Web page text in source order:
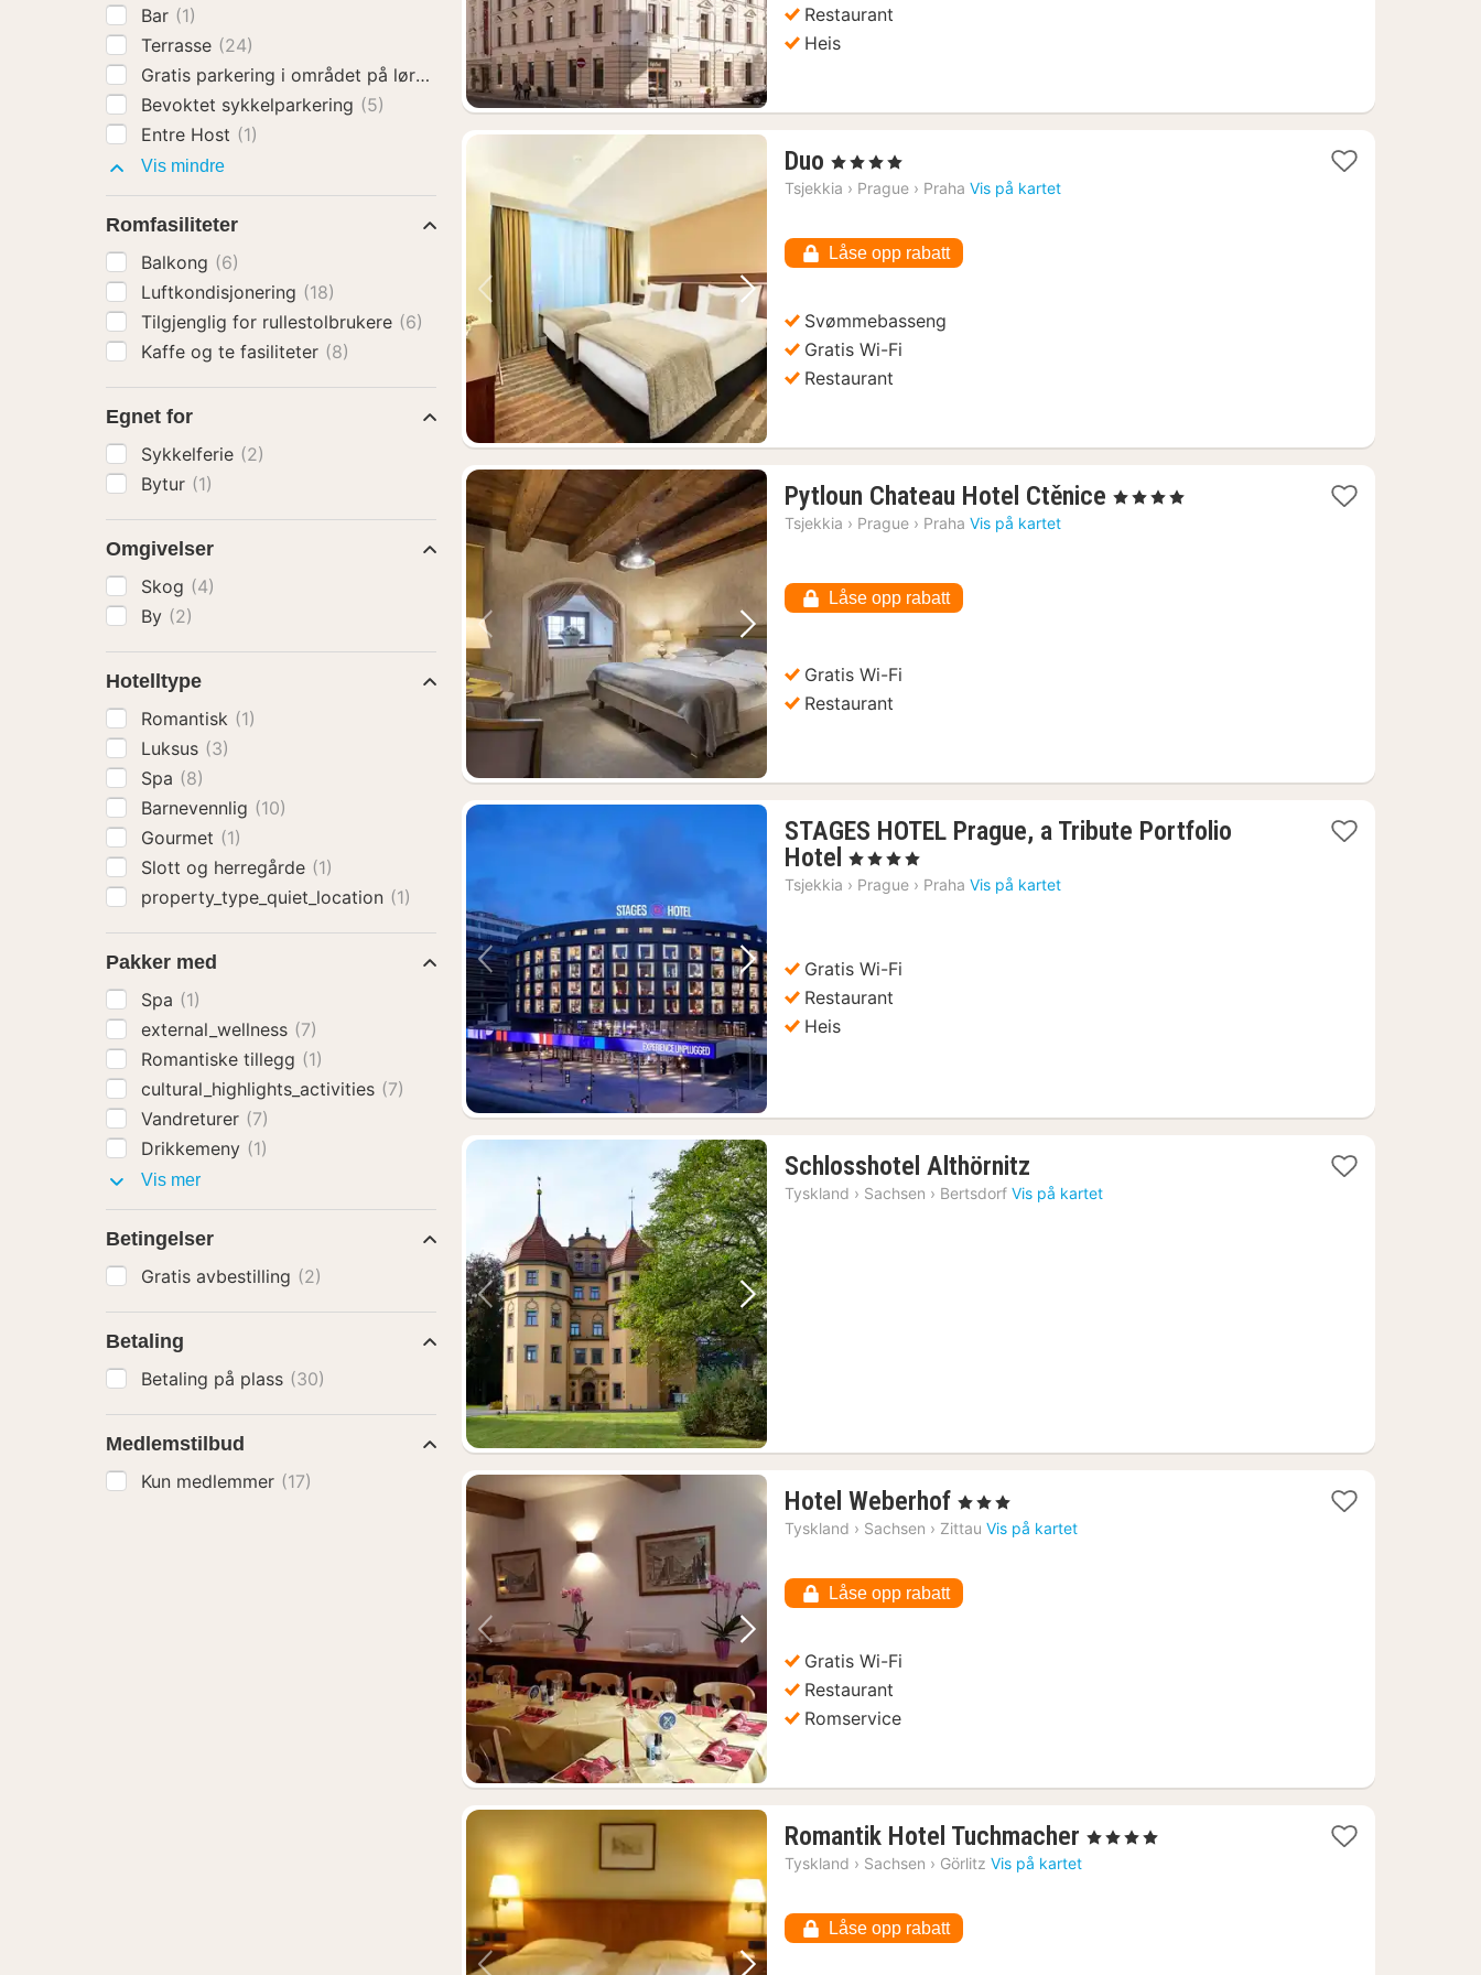
Restaurant
Heis
Forrige bilde Neste bilde
Duo 1
natt
579
kr.
, 4 Stjerner
Tsjekkia › Prague › Praha Vis på kartet
Låse opp rabatt
Svømmebasseng
Gratis Wi-Fi
Restaurant
Forrige bilde Neste bilde
Pytloun Chateau Hotel Ctěnice 1
, 4 Stjerner
Tsjekkia › Prague › Praha Vis på kartet
Låse opp rabatt
Gratis Wi-Fi
Restaurant
Forrige bilde Neste bilde
STAGES HOTEL Prague, a Tribute Portfolio
Hotel 1
natt
kr.
, 4 Stjerner
Tsjekkia › Prague › Praha Vis på kartet
Gratis Wi-Fi
Restaurant
Heis
Forrige bilde Neste bilde
Schlosshotel Althörnitz
natt
Tyskland › Sachsen › Bertsdorf Vis på kartet
Forrige bilde Neste bilde
Hotel Weberhof 1
natt
1030
kr.
, 3 Stjerner
Tyskland › Sachsen › Zittau Vis på kartet
Låse opp rabatt
Gratis Wi-Fi
Restaurant
Romservice
Romantik Hotel Tuchmacher 1
, 4 Stjerner
Tyskland › Sachsen › Görlitz Vis på kartet
Låse opp rabatt
Bar (1)
Terrasse (24)
Gratis parkering i området på lørdager og søndager(3)
Bevoktet sykkelparkering (5)
Entre Host (1)
Vis mindreFasiliteter
Romfasiliteter
Balkong (6)
Luftkondisjonering (18)
Tilgjenglig for rullestolbrukere (6)
Kaffe og te fasiliteter (8)
Egnet for
Sykkelferie (2)
Bytur (1)
Omgivelser
Skog (4)
By (2)
Hotelltype
Romantisk (1)
Luksus (3)
Spa (8)
Barnevennlig (10)
Gourmet (1)
Slott og herregårde (1)
property_type_quiet_location (1)
Pakker med
Spa (1)
external_wellness (7)
Romantiske tillegg (1)
cultural_highlights_activities (7)
Vandreturer (7)
Drikkemeny (1)
Vis merPakker
Betingelser
Gratis avbestilling (2)
Betaling
Betaling på plass (30)
Medlemstilbud
Kun medlemmer (17)